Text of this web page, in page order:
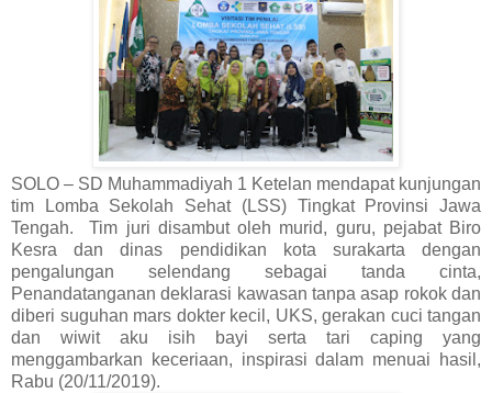
SOLO – SD Muhammadiyah 1 Ketelan mendapat kunjungan
tim Lomba Sekolah Sehat (LSS) Tingkat Provinsi Jawa
Tengah. Tim juri disambut oleh murid, guru, pejabat Biro
Kesra dan dinas pendidikan kota surakarta dengan
pengalungan selendang sebagai tanda cinta,
Penandatanganan deklarasi kawasan tanpa asap rokok dan
diberi suguhan mars dokter kecil, UKS, gerakan cuci tangan
dan wiwit aku isih bayi serta tari caping yang
menggambarkan keceriaan, inspirasi dalam menuai hasil,
Rabu (20/11/2019).